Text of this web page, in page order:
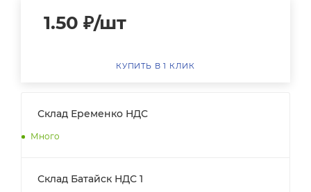
1.50 ₽/шт
КУПИТЬ В 1 КЛИК
Склад Еременко НДС
Много
Склад Батайск НДС 1